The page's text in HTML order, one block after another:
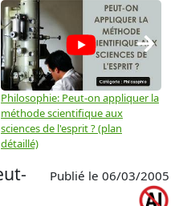
Philosophie: Peut-on appliquer la
méthode scientifique aux
sciences de l'esprit ? (plan
détaillé)
→
Publié le 06/03/2005